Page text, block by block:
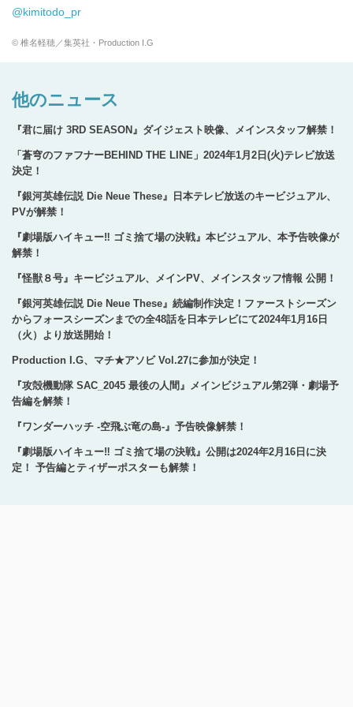
@kimitodo_pr
© 椎名軽穂／集英社・Production I.G
他のニュース
『君に届け 3RD SEASON』ダイジェスト映像、メインスタッフ解禁！
「蒼穹のファフナーBEHIND THE LINE」2024年1月2日(火)テレビ放送
決定！
『銀河英雄伝説 Die Neue These』日本テレビ放送のキービジュアル、
PVが解禁！
『劇場版ハイキュー‼ ゴミ捨て場の決戦』本ビジュアル、本予告映像が
解禁！
『怪獣８号』キービジュアル、メインPV、メインスタッフ情報 公開！
『銀河英雄伝説 Die Neue These』続編制作決定！ファーストシーズン
からフォースシーズンまでの全48話を日本テレビにて2024年1月16日
（火）より放送開始！
Production I.G、マチ★アソビ Vol.27に参加が決定！
『攻殻機動隊 SAC_2045 最後の人間』メインビジュアル第2弾・劇場予
告編を解禁！
『ワンダーハッチ -空飛ぶ竜の島-』予告映像解禁！
『劇場版ハイキュー‼ ゴミ捨て場の決戦』公開は2024年2月16日に決
定！ 予告編とティザーポスターも解禁！